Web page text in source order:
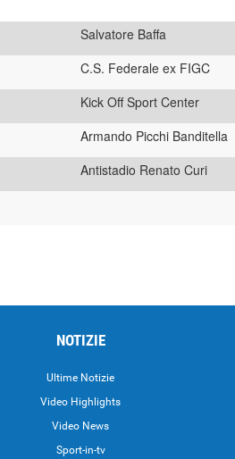
Salvatore Baffa
C.S. Federale ex FIGC
Kick Off Sport Center
Armando Picchi Banditella
Antistadio Renato Curi
NOTIZIE
Ultime Notizie
Video Highlights
Video News
Sport-in-tv